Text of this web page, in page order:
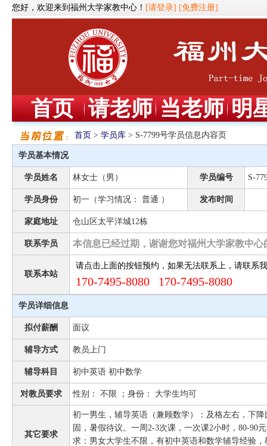
您好，欢迎来到福州大学家教中心！ [请登录] [免费注册]
首页 请老师 当老师 明
首页 > 学员库 > S-7799号学员信息内容页
学员基本情况
学员姓名 林女士（男） 学员编号 S-
学员身份 初一（学习情况： 普通 ） 发布时间
家庭地址 仓山区太平洋城12栋
联系学员 本信息已经过期，谢谢您对福州大学家教中心
联系本站
请点击上面的按钮预约，如果无法联系上，请联系
170-7495-8080 170-7495-8080
学员详细信息
拟付薪酬 面议
辅导方式 教员上门
辅导科目 初中英语 初中数学
对教员要求 性别： 不限 ；身份： 大学生均可
其它要求
初一男生，辅导英语（兼顾数学）：及格左右，下
固，暑假待议。一周2-3次课，一次课2小时，80-90
求：男女大学生不限，有初中英语和数学辅导经验